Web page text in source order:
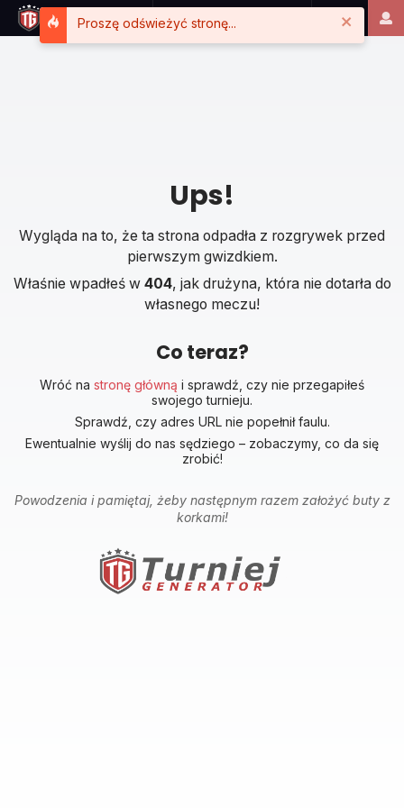
Ups!
Wygląda na to, że ta strona odpadła z rozgrywek przed
pierwszym gwizdkiem.
Właśnie wpadłeś w 404, jak drużyna, która nie dotarła do
własnego meczu!
Co teraz?
Wróć na stronę główną i sprawdź, czy nie przegapiłeś
swojego turnieju.
Sprawdź, czy adres URL nie popełnił faulu.
Ewentualnie wyślij do nas sędziego – zobaczymy, co da się
zrobić!
Powodzenia i pamiętaj, żeby następnym razem założyć buty z
korkami!
Proszę odświeżyć stronę... Close